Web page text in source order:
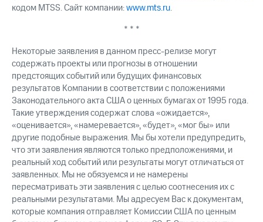
кодом MTSS. Сайт компании:www.mts.ru.
* * *
Некоторые заявления в данном пресс-релизе могут
содержать проекты или прогнозы в отношении
предстоящих событий или будущих финансовых
результатов Компании в соответствии с положениями
Законодательного акта США о ценных бумагах от 1995 года.
Такие утверждения содержат слова «ожидается»,
«оценивается», «намеревается», «будет», «мог бы» или
другие подобные выражения. Мы бы хотели предупредить,
что эти заявления являются только предположениями, и
реальный ход событий или результаты могут отличаться от
заявленных. Мы не обязуемся и не намерены
пересматривать эти заявления с целью соотнесения их с
реальными результатами. Мы адресуем Вас к документам,
которые компания отправляет Комиссии США по ценным